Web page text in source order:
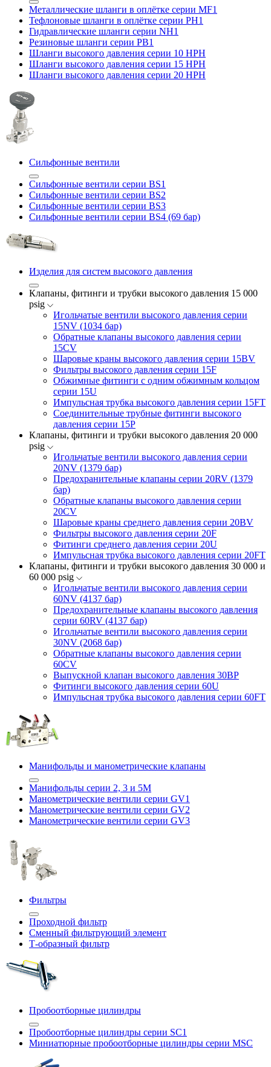
Металлические шланги в оплётке серии MF1
Тефлоновые шланги в оплётке серии PH1
Гидравлические шланги серии NH1
Резиновые шланги серии PB1
Шланги высокого давления серии 10 HPH
Шланги высокого давления серии 15 HPH
Шланги высокого давления серии 20 HPH
Сильфонные вентили
Сильфонные вентили серии BS1
Сильфонные вентили серии BS2
Сильфонные вентили серии BS3
Сильфонные вентили серии BS4 (69 бар)
Изделия для систем высокого давления
Клапаны, фитинги и трубки высокого давления 15 000
psig
Игольчатые вентили высокого давления серии
15NV (1034 бар)
Обратные клапаны высокого давления серии
15CV
Шаровые краны высокого давления серии 15BV
Фильтры высокого давления серии 15F
Обжимные фитинги с одним обжимным кольцом
серии 15U
Импульсная трубка высокого давления серии 15FT
Соединительные трубные фитинги высокого
давления серии 15P
Клапаны, фитинги и трубки высокого давления 20 000
psig
Игольчатые вентили высокого давления серии
20NV (1379 бар)
Предохранительные клапаны серии 20RV (1379
бар)
Обратные клапаны высокого давления серии
20CV
Шаровые краны среднего давления серии 20BV
Фильтры высокого давления серии 20F
Фитинги среднего давления серии 20U
Импульсная трубка высокого давления серии 20FT
Клапаны, фитинги и трубки высокого давления 30 000 и
60 000 psig
Игольчатые вентили высокого давления серии
60NV (4137 бар)
Предохранительные клапаны высокого давления
серии 60RV (4137 бар)
Игольчатые вентили высокого давления серии
30NV (2068 бар)
Обратные клапаны высокого давления серии
60CV
Выпускной клапан высокого давления 30BP
Фитинги высокого давления серии 60U
Импульсная трубка высокого давления серии 60FT
Манифольды и манометрические клапаны
Манифольды серии 2, 3 и 5М
Манометрические вентили серии GV1
Манометрические вентили серии GV2
Манометрические вентили серии GV3
Фильтры
Проходной фильтр
Сменный фильтрующий элемент
Т-образный фильтр
Пробоотборные цилиндры
Пробоотборные цилиндры серии SC1
Миниатюрные пробоотборные цилиндры серии MSC